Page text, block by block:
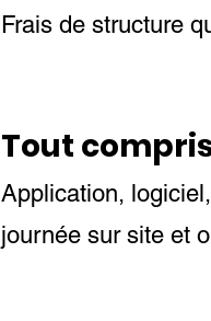
Frais de structure
Tout
Application,
journée sur site et